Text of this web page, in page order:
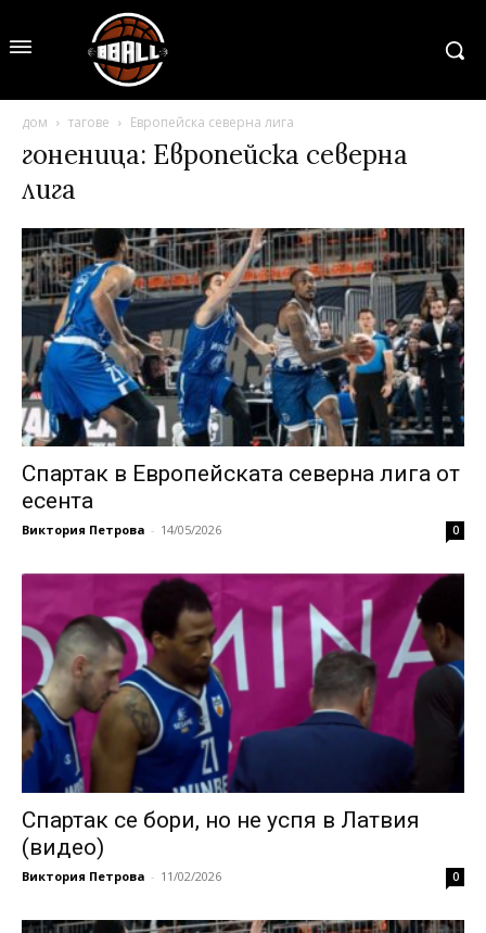
дом тагове Европейска северна лига
гоненица: Европейска северна
лига
Спартак в Европейската северна лига от
есента
Виктория Петрова - 14/05/2026 0
Спартак се бори, но не успя в Латвия
(видео)
Виктория Петрова - 11/02/2026 0